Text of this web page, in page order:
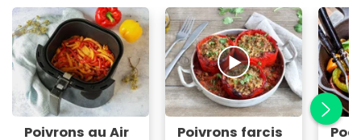
Poivrons au Air
Poivrons farcis